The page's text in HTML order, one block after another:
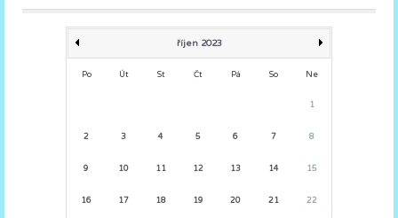
říjen 2023
Po Út St Čt Pá So Ne
1
2 3 4 5 6 7 8
9 10 11 12 13 14 15
16 17 18 19 20 21 22